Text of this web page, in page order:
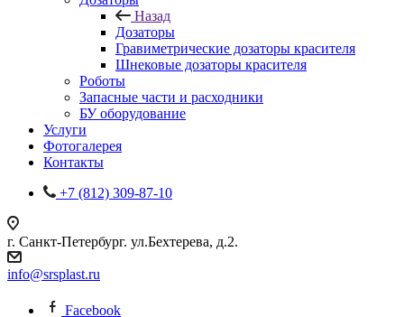
Назад
Дозаторы
Гравиметрические дозаторы красителя
Шнековые дозаторы красителя
Роботы
Запасные части и расходники
БУ оборудование
Услуги
Фотогалерея
Контакты
+7 (812) 309-87-10
г. Санкт-Петербург. ул.Бехтерева, д.2.
info@srsplast.ru
Facebook